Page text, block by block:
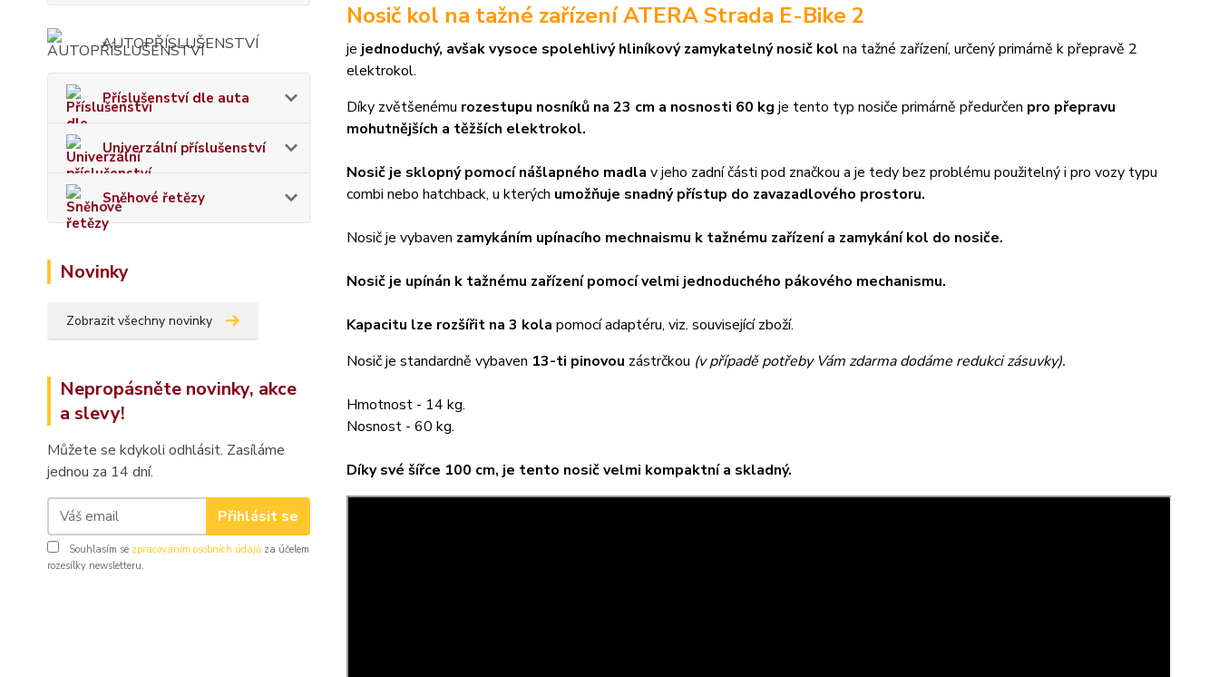
AUTOPŘÍSLUŠENSTVÍ
Příslušenství dle auta
Univerzální příslušenství
Sněhové řetězy
Novinky
Zobrazit všechny novinky
Nepropásněte novinky, akce
a slevy!
Můžete se kdykoli odhlásit. Zasíláme
jednou za 14 dní.
Přihlásit se
Souhlasím se zpracováním osobních údajů za účelem
rozesílky newsletteru.
Nosič kol na tažné zařízení ATERA Strada E-Bike 2
je jednoduchý, avšak vysoce spolehlivý hliníkový zamykatelný nosič kol na tažné zařízení, určený primárně k přepravě 2
elektrokol.
Díky zvětšenému rozestupu nosníků na 23 cm a nosnosti 60 kg je tento typ nosiče primárně předurčen pro přepravu
mohutnějších a těžších elektrokol.
Nosič je sklopný pomocí nášlapného madla v jeho zadní části pod značkou a je tedy bez problému použitelný i pro vozy typu
combi nebo hatchback, u kterých umožňuje snadný přístup do zavazadlového prostoru.
Nosič je vybaven zamykáním upínacího mechnaismu k tažnému zařízení a zamykání kol do nosiče.
Nosič je upínán k tažnému zařízení pomocí velmi jednoduchého pákového mechanismu.
Kapacitu lze rozšířit na 3 kola pomocí adaptéru, viz. související zboží.
Nosič je standardně vybaven 13-ti pinovou zástrčkou (v případě potřeby Vám zdarma dodáme redukci zásuvky).
Hmotnost - 14 kg.
Nosnost - 60 kg.
Díky své šířce 100 cm, je tento nosič velmi kompaktní a skladný.